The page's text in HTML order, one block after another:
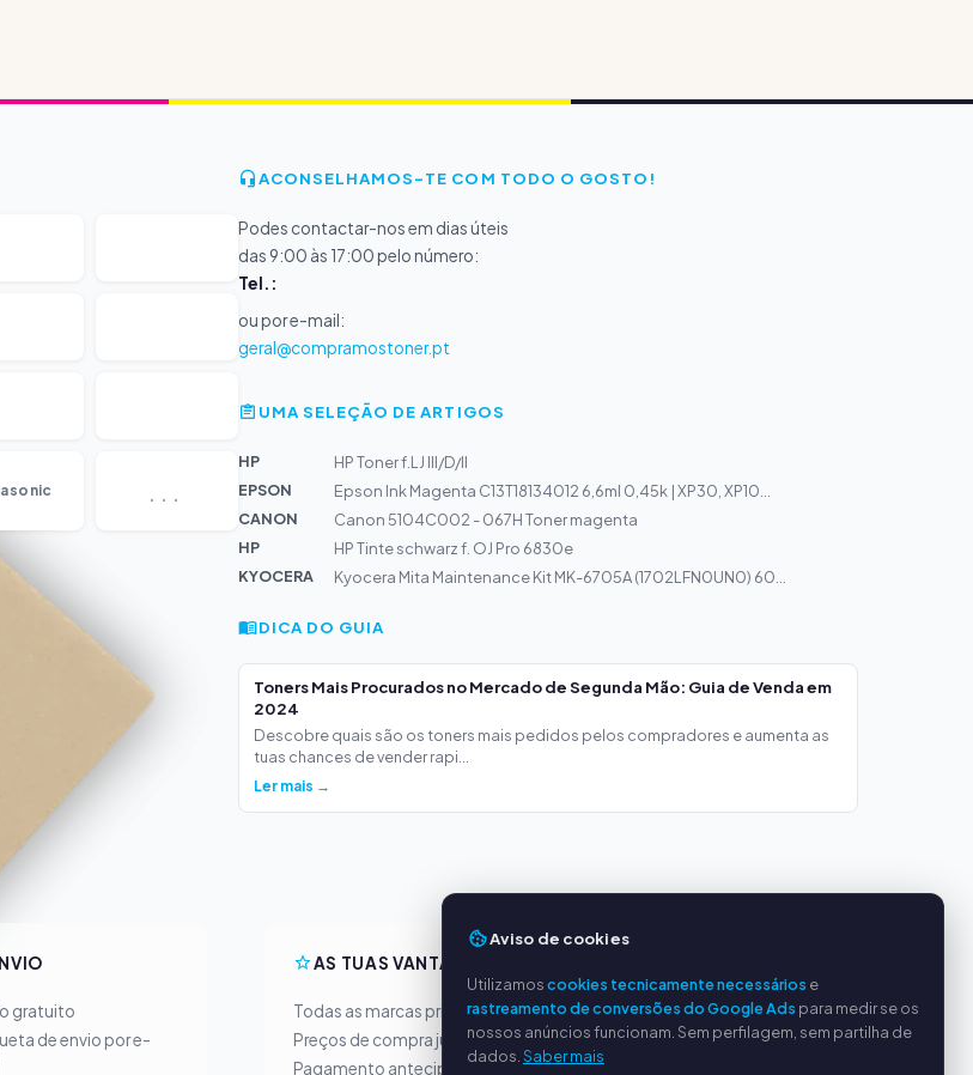
...
ACONSELHAMOS-TE COM TODO O GOSTO!
Podes contactar-nos em dias úteis
das 9:00 às 17:00 pelo número:
Tel.:
ou por e-mail:
geral@compramostoner.pt
UMA SELEÇÃO DE ARTIGOS
HP
HP Toner f.LJ III/D/II
EPSON
Epson Ink Magenta C13T18134012 6,6ml 0,45k | XP30, XP10...
CANON
Canon 5104C002 - 067H Toner magenta
HP
HP Tinte schwarz f. OJ Pro 6830e
KYOCERA
Kyocera Mita Maintenance Kit MK-6705A (1702LFN0UN0) 60...
DICA DO GUIA
Toners Mais Procurados no Mercado de Segunda Mão: Guia de Venda em
2024
Descobre quais são os toners mais pedidos pelos compradores e aumenta as
tuas chances de vender rapi...
Ler mais →
gratuito
de envio por e-
AS TUAS VANTAGENS
Todas as marcas principais
Preços de compra justos
Pagamento antecipado
Sobre nós
Política de privacidade
Aviso de cookies
Utilizamoscookies tecnicamente necessários e
rastreamento de conversões do Google Ads para medir se os
nossos anúncios funcionam. Sem perfilagem, sem partilha de
dados. Saber mais